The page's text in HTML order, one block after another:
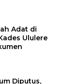
Adat di
Ululere
Diputus,